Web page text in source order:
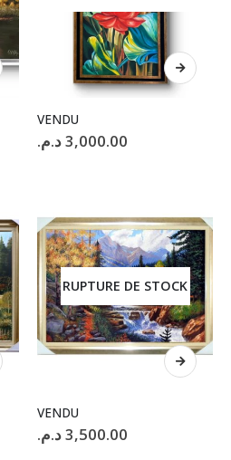
VENDU
3,000.00د.م.
RUPTURE DE STOCK
VENDU
3,500.00د.م.